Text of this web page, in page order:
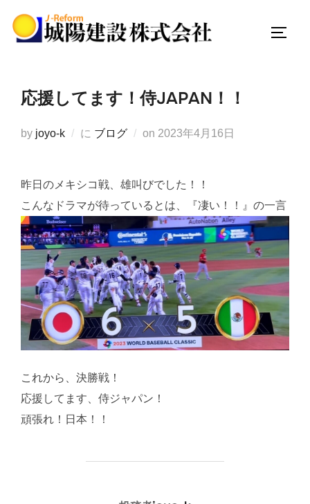
応援してます！侍JAPAN！！
by joyo-k に ブログ on 投
2023年4月16日
昨日のメキシコ戦、雄叫びでした！！
こんなドラマが待っているとは、『凄い！！』の一言
これから、決勝戦！
応援してます、侍ジャパン！
頑張れ！日本！！